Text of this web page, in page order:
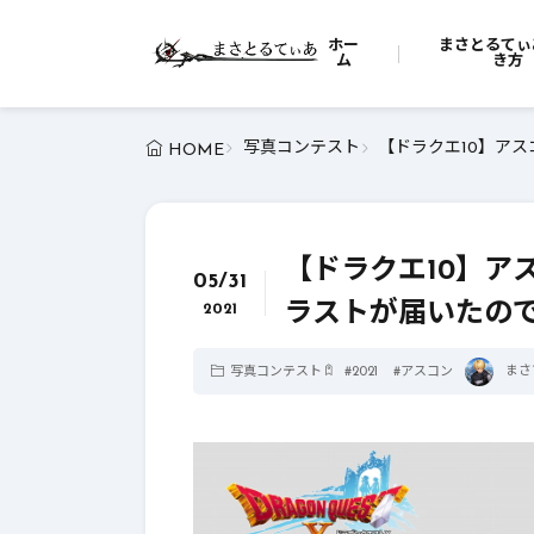
ホー
ム
まさとるて
き方
HOME 写真コンテスト 【ドラクエ10】ア
05/31
2021
【ドラクエ10】
ラストが届いたの
写真コンテスト #2021 #アスコン ま